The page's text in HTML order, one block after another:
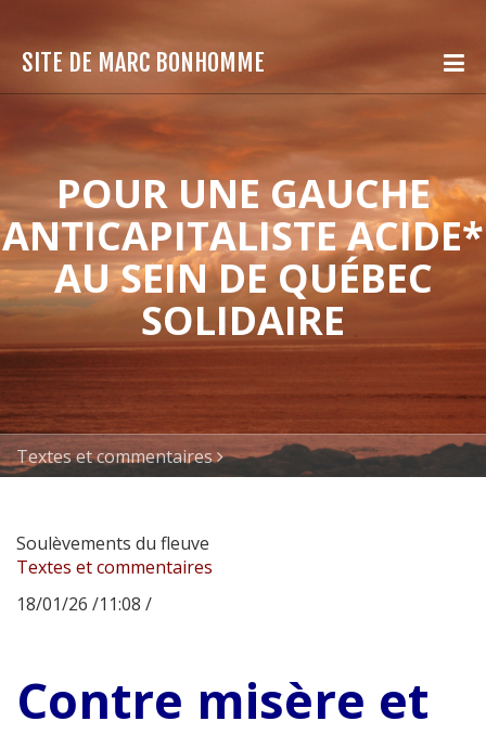
SITE DE MARC BONHOMME
POUR UNE GAUCHE
ANTICAPITALISTE ACIDE*
AU SEIN DE QUÉBEC
SOLIDAIRE
Textes et commentaires
Soulèvements du fleuve
Textes et commentaires
18/01/26 /11:08 /
Contre misère et